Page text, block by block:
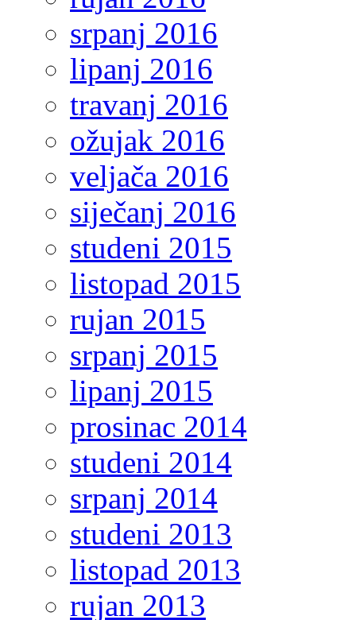
srpanj 2016
lipanj 2016
travanj 2016
ožujak 2016
veljača 2016
siječanj 2016
studeni 2015
listopad 2015
rujan 2015
srpanj 2015
lipanj 2015
prosinac 2014
studeni 2014
srpanj 2014
studeni 2013
listopad 2013
rujan 2013